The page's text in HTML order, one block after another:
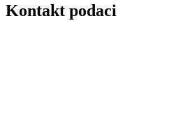
Kontakt podaci